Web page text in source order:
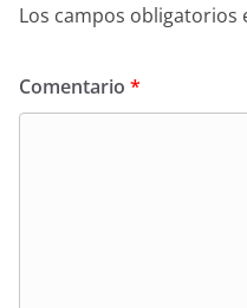
Los campos obligatorios
Comentario *